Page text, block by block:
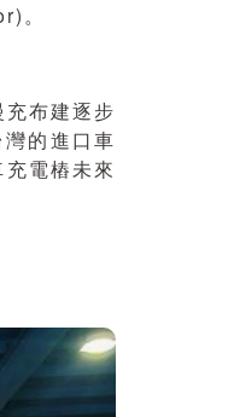
。
布建逐步
的進口車
電樁未來